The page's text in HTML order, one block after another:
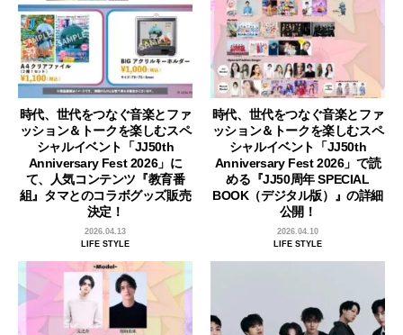
時代、世代をつなぐ音楽とファ
ッション＆トークを楽しむスペ
シャルイベント「JJ50th
Anniversary Fest 2026」に
て、人気コンテンツ『教育番
組』タマとのコラボグッズ販売
決定！
2026.04.13
LIFE STYLE
時代、世代をつなぐ音楽とファ
ッション＆トークを楽しむスペ
シャルイベント「JJ50th
Anniversary Fest 2026」で読
める『JJ50周年 SPECIAL
BOOK（デジタル版）』の詳細
公開！
2026.04.10
LIFE STYLE